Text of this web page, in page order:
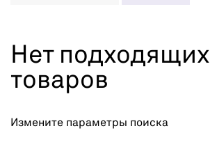
Нет подходящих
товаров
Измените параметры поиска